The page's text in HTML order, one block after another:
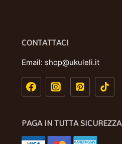
CONTATTACI
Email: shop@ukuleli.it
PAGA IN TUTTA SICUREZZA